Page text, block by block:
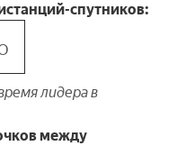
спутников:
лидера в
между